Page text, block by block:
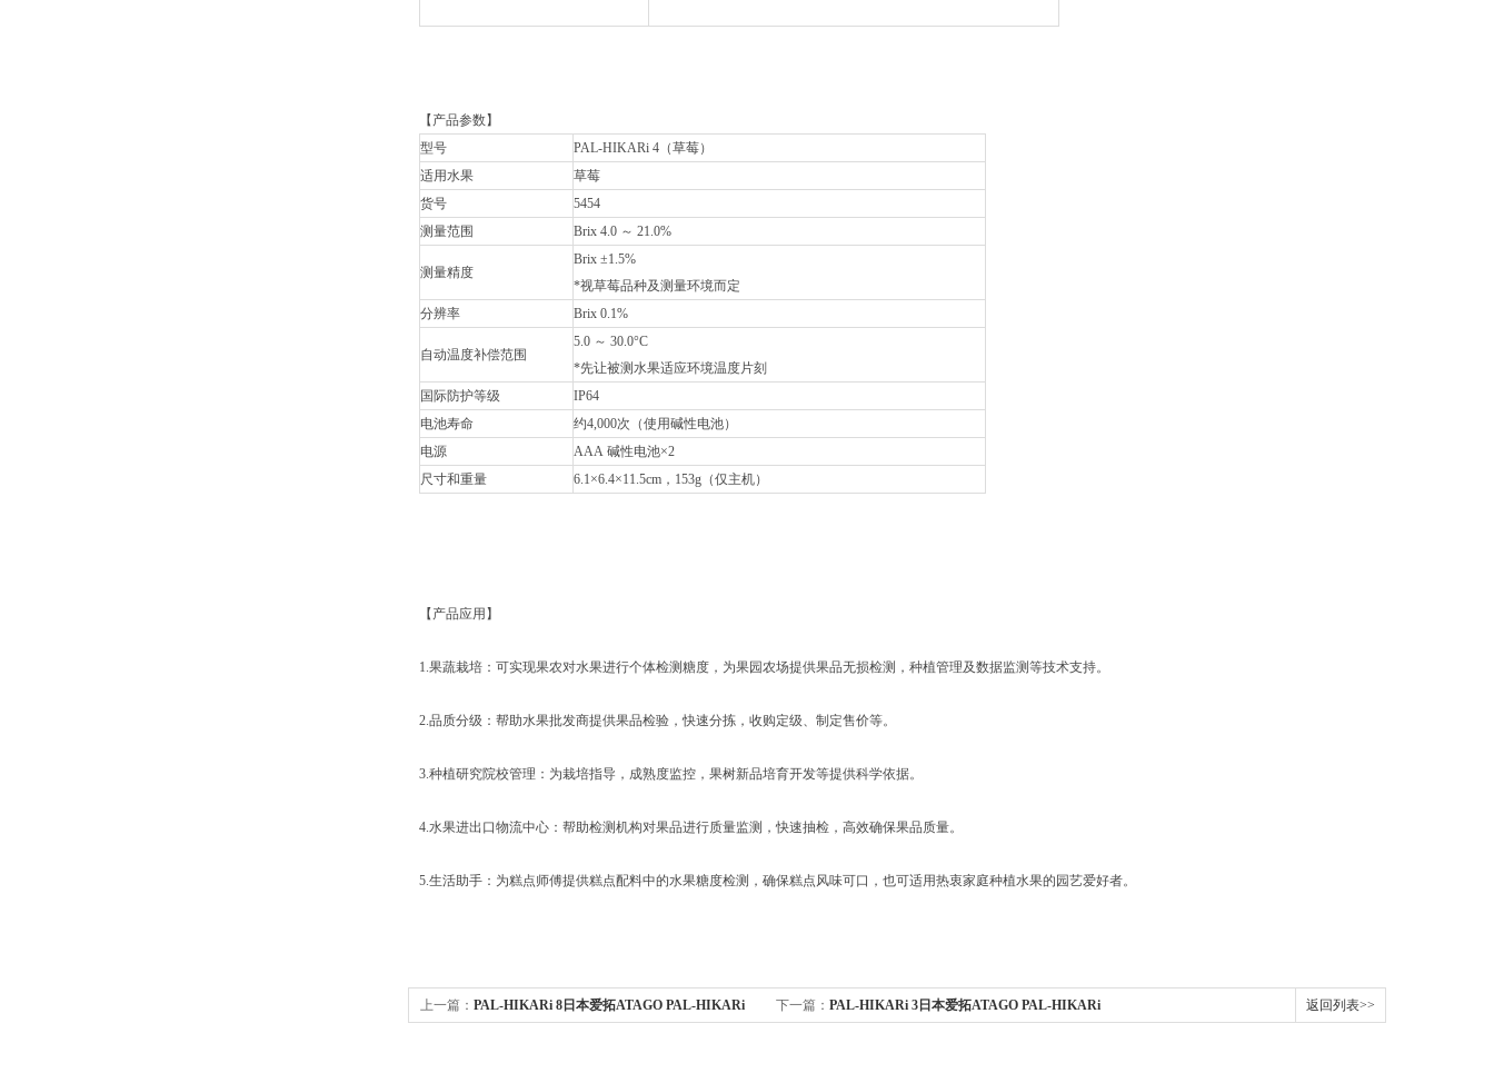
【产品参数】
型号
PAL-HIKARi 4（草莓）
适用水果
草莓
货号
5454
测量范围
Brix 4.0 ～ 21.0%
测量精度
Brix ±1.5%
*视草莓品种及测量环境而定
分辨率
Brix 0.1%
自动温度补偿范围
5.0 ～ 30.0°C
*先让被测水果适应环境温度片刻
国际防护等级
IP64
电池寿命
约4,000次（使用碱性电池）
电源
AAA 碱性电池×2
尺寸和重量
6.1×6.4×11.5cm，153g（仅主机）
【产品应用】
1.果蔬栽培：可实现果农对水果进行个体检测糖度，为果园农场提供果品无损检测，种植管理及数据监测等技术支持。
2.品质分级：帮助水果批发商提供果品检验，快速分拣，收购定级、制定售价等。
3.种植研究院校管理：为栽培指导，成熟度监控，果树新品培育开发等提供科学依据。
4.水果进出口物流中心：帮助检测机构对果品进行质量监测，快速抽检，高效确保果品质量。
5.生活助手：为糕点师傅提供糕点配料中的水果糖度检测，确保糕点风味可口，也可适用热衷家庭种植水果的园艺爱好者。
上一篇： PAL-HIKARi 8日本爱拓ATAGO PAL-HIKARi 下一篇： PAL-HIKARi 3日本爱拓ATAGO PAL-HIKARi 返回列表>>